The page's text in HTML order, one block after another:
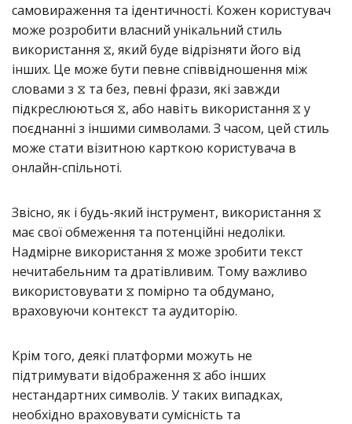
самовираження та ідентичності. Кожен користувач
може розробити власний унікальний стиль
використання ⧖, який буде відрізняти його від
інших. Це може бути певне співвідношення між
словами з ⧖ та без, певні фрази, які завжди
підкреслюються ⧖, або навіть використання ⧖ у
поєднанні з іншими символами. З часом, цей стиль
може стати візитною карткою користувача в
онлайн-спільноті.
Звісно, як і будь-який інструмент, використання ⧖
має свої обмеження та потенційні недоліки.
Надмірне використання ⧖ може зробити текст
нечитабельним та дратівливим. Тому важливо
використовувати ⧖ помірно та обдумано,
враховуючи контекст та аудиторію.
Крім того, деякі платформи можуть не
підтримувати відображення ⧖ або інших
нестандартних символів. У таких випадках,
необхідно враховувати сумісність та